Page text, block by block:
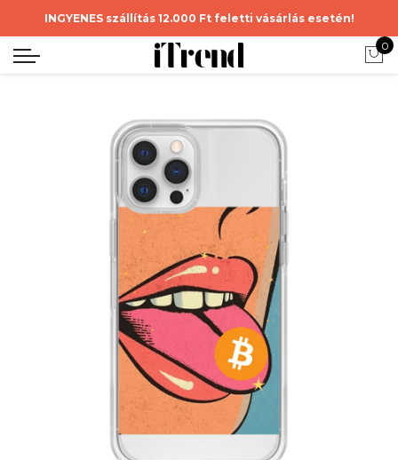
INGYENES szállítás 12.000 Ft feletti vásárlás esetén!
0